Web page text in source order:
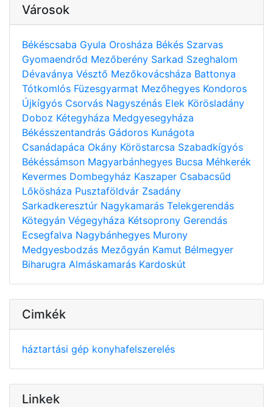
Városok
Békéscsaba Gyula Orosháza Békés Szarvas
Gyomaendrőd Mezőberény Sarkad Szeghalom
Dévaványa Vésztő Mezőkovácsháza Battonya
Tótkomlós Füzesgyarmat Mezőhegyes Kondoros
Újkígyós Csorvás Nagyszénás Elek Körösladány
Doboz Kétegyháza Medgyesegyháza
Békésszentandrás Gádoros Kunágota
Csanádapáca Okány Köröstarcsa Szabadkígyós
Békéssámson Magyarbánhegyes Bucsa Méhkerék
Kevermes Dombegyház Kaszaper Csabacsűd
Lőkösháza Pusztaföldvár Zsadány
Sarkadkeresztúr Nagykamarás Telekgerendás
Kötegyán Végegyháza Kétsoprony Gerendás
Ecsegfalva Nagybánhegyes Murony
Medgyesbodzás Mezőgyán Kamut Bélmegyer
Biharugra Almáskamarás Kardoskút
Cimkék
háztartási gép konyhafelszerelés
Linkek